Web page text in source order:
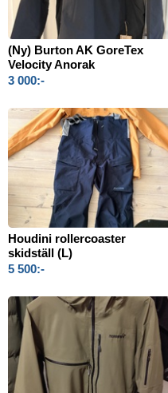
(Ny) Burton AK GoreTex
Velocity Anorak
3 000:-
Houdini rollercoaster
skidställ (L)
5 500:-